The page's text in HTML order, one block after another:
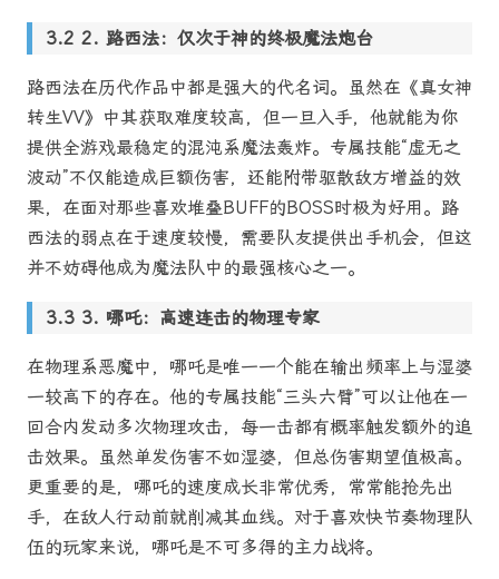
2. 路西法：仅次于神的终极魔法炮台
路西法在历代作品中都是强大的代名词。虽然在《真女神
转生VV》中其获取难度较高，但一旦入手，他就能为你
提供全游戏最稳定的混沌系魔法轰炸。专属技能“虚无之
波动”不仅能造成巨额伤害，还能附带驱散敌方增益的效
果，在面对那些喜欢堆叠BUFF的BOSS时极为好用。路
西法的弱点在于速度较慢，需要队友提供出手机会，但这
并不妨碍他成为魔法队中的最强核心之一。
3. 哪吒：高速连击的物理专家
在物理系恶魔中，哪吒是唯一一个能在输出频率上与湿婆
一较高下的存在。他的专属技能“三头六臂”可以让他在一
回合内发动多次物理攻击，每一击都有概率触发额外的追
击效果。虽然单发伤害不如湿婆，但总伤害期望值极高。
更重要的是，哪吒的速度成长非常优秀，常常能抢先出
手，在敌人行动前就削减其血线。对于喜欢快节奏物理队
伍的玩家来说，哪吒是不可多得的主力战将。